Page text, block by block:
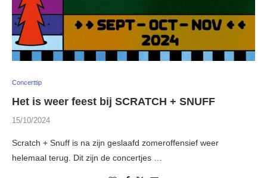
Concerttip
Het is weer feest bij SCRATCH + SNUFF
15/10/2024
Scratch + Snuff is na zijn geslaafd zomeroffensief weer
helemaal terug. Dit zijn de concertjes …